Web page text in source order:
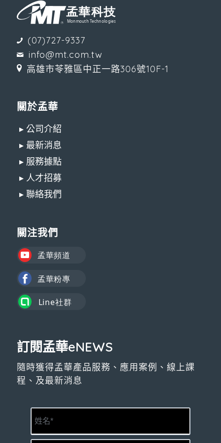
(07)727-9337
info@mt.com.tw
高雄市苓雅區中正一路306號10F-1
關於孟華
▸ 公司介紹
▸ 最新消息
▸ 服務據點
▸ 人才招募
▸ 聯絡我們
關注我們
訂閱孟華eNEWS
隨時獲得孟華產品服務、應用案例、線上課
程、及最新消息